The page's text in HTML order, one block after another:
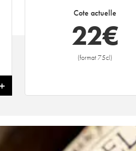
Cote actuelle
22€
(format 75cl)